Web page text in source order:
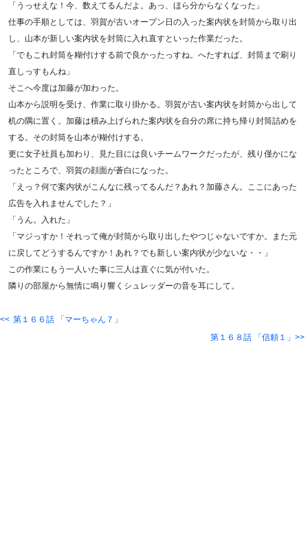
「うっせえな！今、数えてるんだよ。あっ、ほら分からなくなった」
仕事の手順としては、羽賀が古いオープン日の入った案内状を封筒から取り出
し、山本が新しい案内状を封筒に入れ直すといった作業だった。
「でもこれ封筒を糊付けする前で良かったっすね。へたすれば、封筒まで刷り
直しっすもんね」
そこへ今度は加藤が加わった。
山本から説明を受け、作業に取り掛かる。羽賀が古い案内状を封筒から出して
机の隅に置く。加藤は積み上げられた案内状を自分の席に持ち帰り封筒詰めを
する。その封筒を山本が糊付けする。
更に女子社員も加わり、見た目には良いチームワークだったが、残り僅かにな
ったところで、羽賀の顔面が蒼白になった。
「えっ？何で案内状がこんなに残ってるんだ？あれ？加藤さん。ここにあった
広告を入れませんでした？」
「うん。入れた」
「マジっすか！それって俺が封筒から取り出したやつじゃないですか。また元
に戻してどうするんですか！あれ？でも新しい案内状が少ないな・・」
この作業にもう一人いた事に三人は直ぐに気が付いた。
隣りの部屋から無情に鳴り響くシュレッダーの音を耳にして。
第１６６話 「マーちゃん７」
第１６８話 「信頼１」